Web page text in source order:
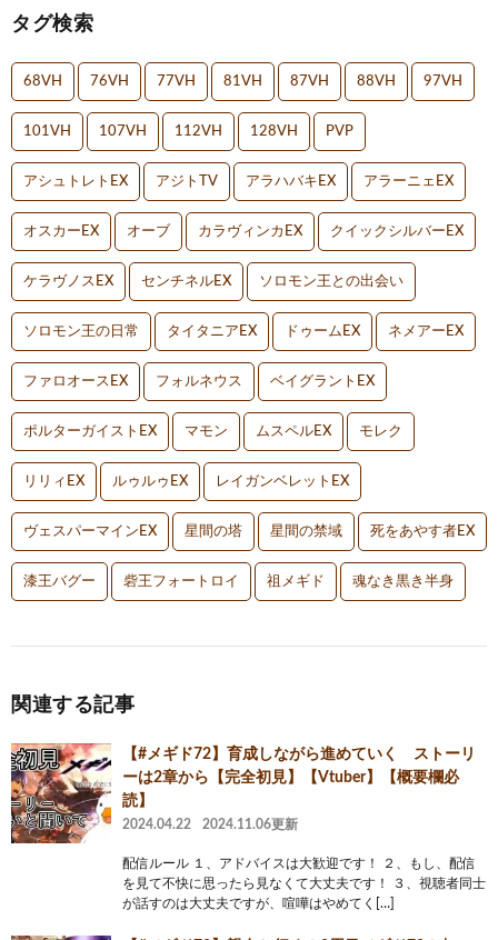
タグ検索
68VH 76VH 77VH 81VH 87VH 88VH 97VH
101VH 107VH 112VH 128VH PVP
アシュトレトEX アジトTV アラハバキEX アラーニェEX
オスカーEX オーブ カラヴィンカEX クイックシルバーEX
ケラヴノスEX センチネルEX ソロモン王との出会い
ソロモン王の日常 タイタニアEX ドゥームEX ネメアーEX
ファロオースEX フォルネウス ベイグラントEX
ポルターガイストEX マモン ムスペルEX モレク
リリィEX ルゥルゥEX レイガンベレットEX
ヴェスパーマインEX 星間の塔 星間の禁域 死をあやす者EX
漆王バグー 砦王フォートロイ 祖メギド 魂なき黒き半身
関連する記事
【#メギド72】育成しながら進めていく ストーリ
ーは2章から【完全初見】【Vtuber】【概要欄必
読】
2024.04.22 2024.11.06更新
配信ルール １、アドバイスは大歓迎です！ ２、もし、配信
を見て不快に思ったら見なくて大丈夫です！ ３、視聴者同士
が話すのは大丈夫ですが、喧嘩はやめてく[…]